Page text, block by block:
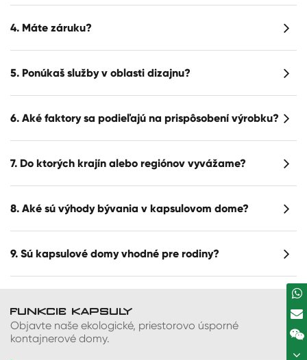
4. Máte záruku?
5. Ponúkaš služby v oblasti dizajnu?
6. Aké faktory sa podieľajú na prispôsobení výrobku?
7. Do ktorých krajín alebo regiónov vyvážame?
8. Aké sú výhody bývania v kapsulovom dome?
9. Sú kapsulové domy vhodné pre rodiny?
FUNKCIE KAPSULY
Objavte naše ekologické, priestorovo úsporné
kontajnerové domy.